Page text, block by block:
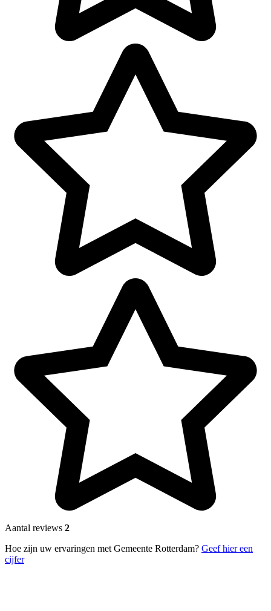
Aantal reviews 2
Hoe zijn uw ervaringen met Gemeente Rotterdam? Geef hier een
cijfer